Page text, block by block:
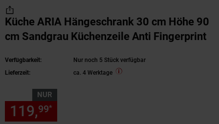
Küche ARIA Hängeschrank 30 cm Höhe 90
cm Sandgrau Küchenzeile Anti Fingerprint
Verfügbarkeit:
Nur noch 5 Stück verfügbar
Lieferzeit:
ca. 4 Werktage
NUR
119,99*